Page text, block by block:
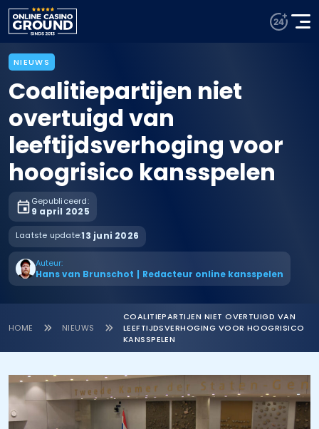
NIEUWS
Coalitiepartijen niet
overtuigd van
leeftijdsverhoging voor
hoogrisico kansspelen
Gepubliceerd:
9 april 2025
Laatste update:13 juni 2026
Auteur:
Hans van Brunschot | Redacteur online kansspelen
HOME NIEUWS
COALITIEPARTIJEN NIET OVERTUIGD VAN
LEEFTIJDSVERHOGING VOOR HOOGRISICO
KANSSPELEN